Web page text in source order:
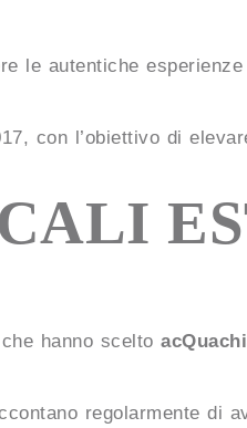
le autentiche
con l’obiettivo di
hanno scelto
regolarmente di